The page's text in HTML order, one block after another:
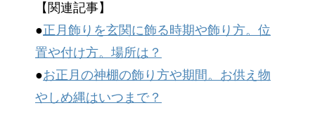
【関連記事】
●正月飾りを玄関に飾る時期や飾り方。位
置や付け方。場所は？
●お正月の神棚の飾り方や期間。お供え物
やしめ縄はいつまで？